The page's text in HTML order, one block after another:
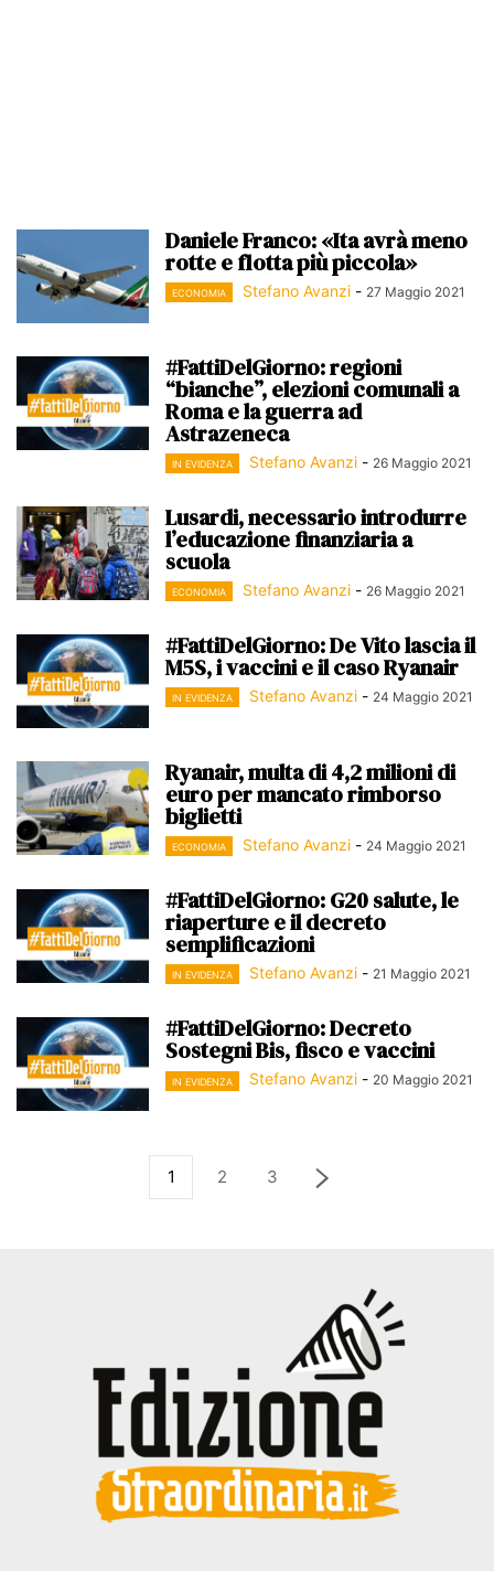
Daniele Franco: «Ita avrà meno
rotte e flotta più piccola»
ECONOMIA Stefano Avanzi - 27 Maggio 2021
#FattiDelGiorno: regioni
“bianche”, elezioni comunali a
Roma e la guerra ad
Astrazeneca
IN EVIDENZA Stefano Avanzi - 26 Maggio 2021
Lusardi, necessario introdurre
l’educazione finanziaria a
scuola
ECONOMIA Stefano Avanzi - 26 Maggio 2021
#FattiDelGiorno: De Vito lascia il
M5S, i vaccini e il caso Ryanair
IN EVIDENZA Stefano Avanzi - 24 Maggio 2021
Ryanair, multa di 4,2 milioni di
euro per mancato rimborso
biglietti
ECONOMIA Stefano Avanzi - 24 Maggio 2021
#FattiDelGiorno: G20 salute, le
riaperture e il decreto
semplificazioni
IN EVIDENZA Stefano Avanzi - 21 Maggio 2021
#FattiDelGiorno: Decreto
Sostegni Bis, fisco e vaccini
IN EVIDENZA Stefano Avanzi - 20 Maggio 2021
1 2 3